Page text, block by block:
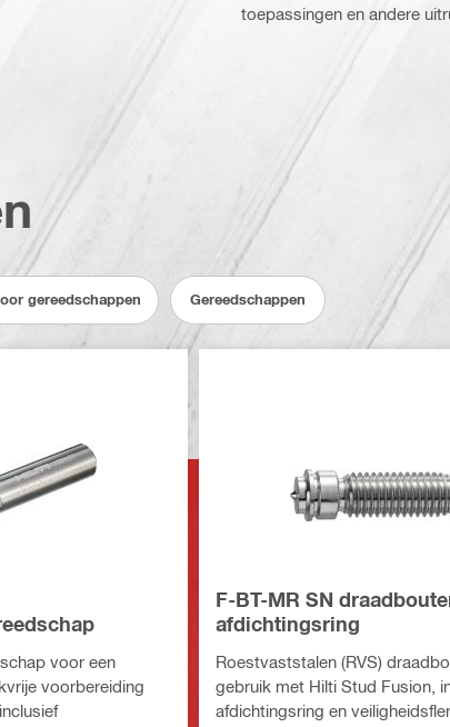
toepassingen en andere
gereedschappen Gereedschappen
voor een
voorbereiding
F-BT-MR SN
afdichtingsring
Roestvaststalen (RVS)
gebruik met Hilti Stud Fusion,
afdichtingsring en